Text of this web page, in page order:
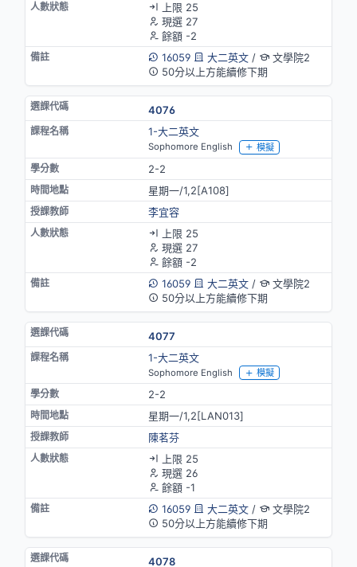
上限 25
現選 27
餘額 -2
16059
大二英文/
文學院2
50分以上方能續修下期
4076
1-大二英文
Sophomore English 模擬
2-2
星期一/1,2[A108]
李宜容
上限 25
現選 27
餘額 -2
16059
大二英文/
文學院2
50分以上方能續修下期
4077
1-大二英文
Sophomore English 模擬
2-2
星期一/1,2[LAN013]
陳茗芬
上限 25
現選 26
餘額 -1
16059
大二英文/
文學院2
50分以上方能續修下期
4078